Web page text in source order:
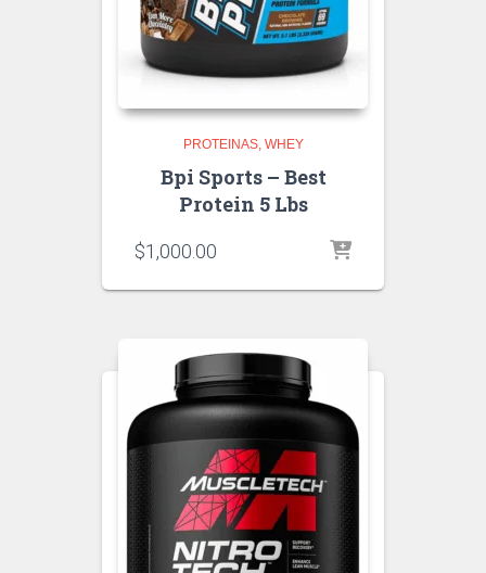
PROTEINAS WHEY
Bpi Sports – Best
Protein 5 Lbs
$1,000.00